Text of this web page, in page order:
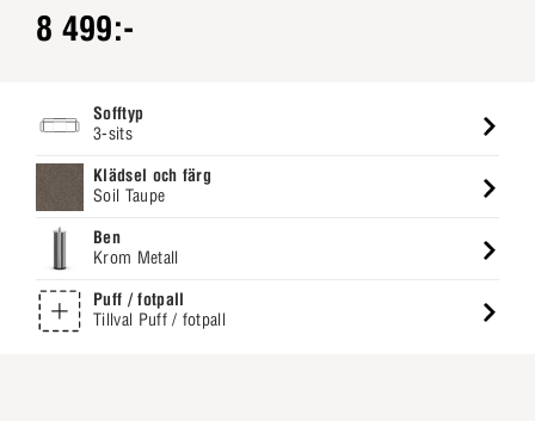
8 499:-
Sofftyp
3-sits
Klädsel och färg
Soil Taupe
Ben
Krom Metall
Puff / fotpall
Tillval Puff / fotpall